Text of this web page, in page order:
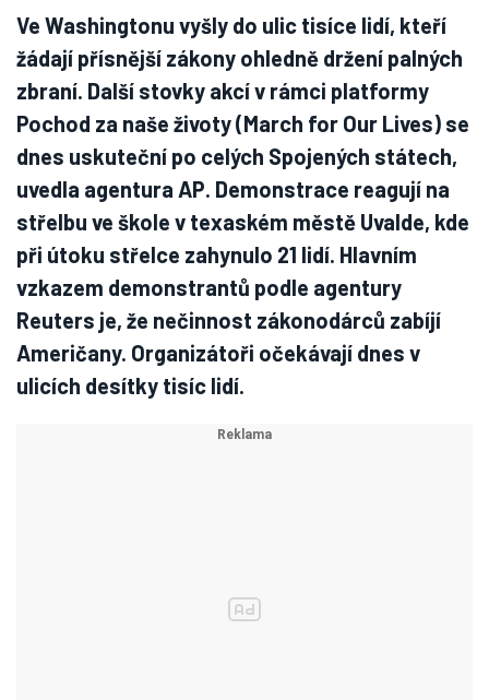
Ve Washingtonu vyšly do ulic tisíce lidí, kteří
žádají přísnější zákony ohledně držení palných
zbraní. Další stovky akcí v rámci platformy
Pochod za naše životy (March for Our Lives) se
dnes uskuteční po celých Spojených státech,
uvedla agentura AP. Demonstrace reagují na
střelbu ve škole v texaském městě Uvalde, kde
při útoku střelce zahynulo 21 lidí. Hlavním
vzkazem demonstrantů podle agentury
Reuters je, že nečinnost zákonodárců zabíjí
Američany. Organizátoři očekávají dnes v
ulicích desítky tisíc lidí.